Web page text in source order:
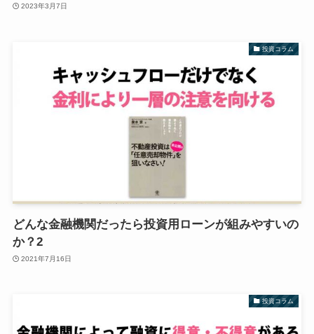
2023年3月7日
投資コラム
どんな金融機関だったら投資用ローンが組みやすいの
か？2
2021年7月16日
投資コラム